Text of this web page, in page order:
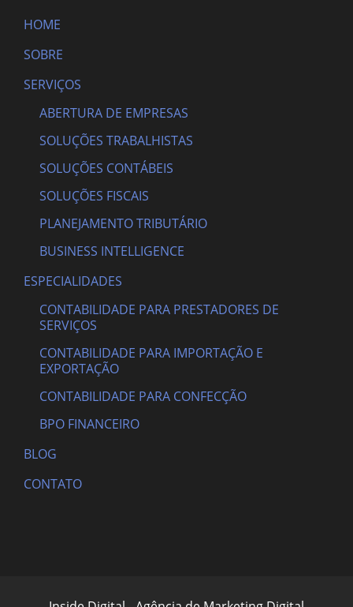
HOME
SOBRE
SERVIÇOS
ABERTURA DE EMPRESAS
SOLUÇÕES TRABALHISTAS
SOLUÇÕES CONTÁBEIS
SOLUÇÕES FISCAIS
PLANEJAMENTO TRIBUTÁRIO
BUSINESS INTELLIGENCE
ESPECIALIDADES
CONTABILIDADE PARA PRESTADORES DE
SERVIÇOS
CONTABILIDADE PARA IMPORTAÇÃO E
EXPORTAÇÃO
CONTABILIDADE PARA CONFECÇÃO
BPO FINANCEIRO
BLOG
CONTATO